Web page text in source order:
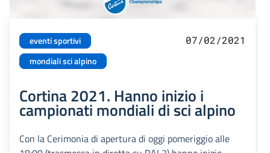
eventi sportivi
mondiali sci alpino
07/02/2021
Cortina 2021. Hanno inizio i
campionati mondiali di sci alpino
Con la Cerimonia di apertura di oggi pomeriggio alle